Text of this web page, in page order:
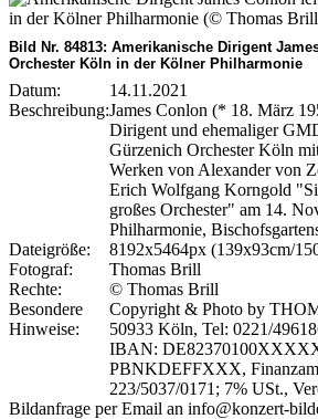
Bild Nr. 84813: Amerikanische Dirigent
Orchester Köln in der Kölner Philharmonie
Datum:
14.11.2021
Beschreibung:James Conlon (* 18. März
Dirigent und ehemaliger
Gürzenich Orchester Köln
Werken von Alexander von
Erich Wolfgang Korngold
großes Orchester" am 14.
Philharmonie,
Dateigröße:
8192x5464px (139x93cm/
Fotograf:
Thomas Brill
Rechte:
© Thomas Brill
Besondere
Hinweise:
Copyright & Photo by
50933 Köln, Tel: 0221/
IBAN:
PBNKDEFFXXX,
223/5037/0171; 7% USt.,
Bildanfrage per Email an info@konzert-